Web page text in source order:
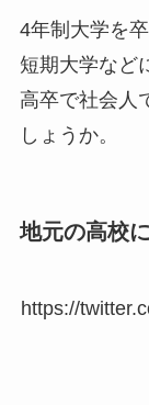
4年制大学を
短期大学など
高卒で社会人
しょうか。
地元の高校
https://